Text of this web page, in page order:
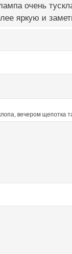
очень
яркую и
вечером щепотка